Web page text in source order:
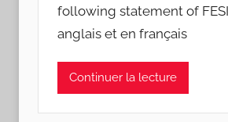
o
i
following statement of
anglais et en français
Continuer la lecture